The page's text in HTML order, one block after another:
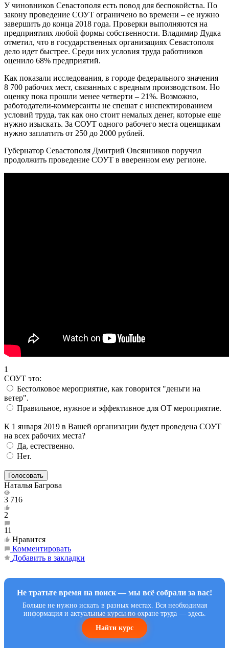
У чиновников Севастополя есть повод для беспокойства. По
закону проведение СОУТ ограничено во времени – ее нужно
завершить до конца 2018 года. Проверки выполняются на
предприятиях любой формы собственности. Владимир Дудка
отметил, что в государственных организациях Севастополя
дело идет быстрее. Среди них условия труда работников
оценило 68% предприятий.
Как показали исследования, в городе федерального значения
8 700 рабочих мест, связанных с вредным производством. Но
оценку пока прошли менее четверти – 21%. Возможно,
работодатели-коммерсанты не спешат с инспектированием
условий труда, так как оно стоит немалых денег, которые еще
нужно изыскать. За СОУТ одного рабочего места оценщикам
нужно заплатить от 250 до 2000 рублей.
Губернатор Севастополя Дмитрий Овсянников поручил
продолжить проведение СОУТ в вверенном ему регионе.
1
СОУТ это:
Бестолковое мероприятие, как говорится "деньги на
ветер".
Правильное, нужное и эффективное для ОТ мероприятие.
К 1 января 2019 в Вашей организации будет проведена СОУТ
на всех рабочих места?
Да, естественно.
Нет.
Наталья Багрова
3 716
2
11
Нравится
Комментировать
Добавить в закладки
Не тратьте время на поиск — мы всё собрали за вас!
Больше не нужно искать в разных местах. Вся необходимая
информация и актуальные курсы по охране труда — здесь.
Найти курс